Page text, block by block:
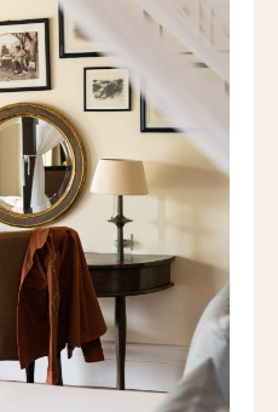
リゾート
ンクチュアリ